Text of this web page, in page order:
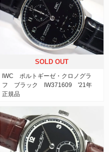
SOLD OUT
IWC ポルトギーゼ・クロノグラ
フ ブラック IW371609 '21年
正規品